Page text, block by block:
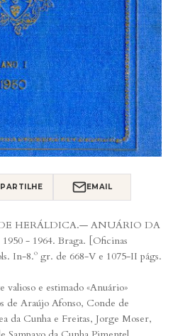
PARTILHE EMAIL
HERÁLDICA.— ANUÁRIO DA
- 1964. Braga. [Oficinas
In-8.º gr. de 668-V e 1075-II págs.
valioso e estimado «Anuário»
de Araújo Afonso, Conde de
da Cunha e Freitas, Jorge Moser,